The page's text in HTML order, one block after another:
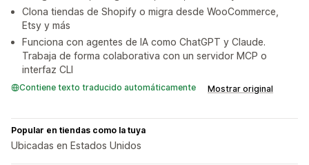
Clona tiendas de Shopify o migra desde WooCommerce,
Etsy y más
Funciona con agentes de IA como ChatGPT y Claude.
Trabaja de forma colaborativa con un servidor MCP o
interfaz CLI
Contiene texto traducido automáticamente Mostrar original
Popular en tiendas como la tuya
Ubicadas en Estados Unidos